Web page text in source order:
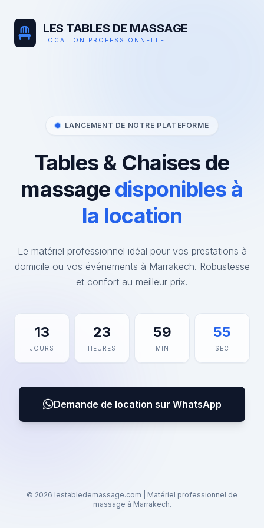
LES TABLES DE MASSAGE
LOCATION PROFESSIONNELLE
LANCEMENT DE NOTRE PLATEFORME
Tables & Chaises de
massage disponibles à
la location
Le matériel professionnel idéal pour vos prestations à
domicile ou vos événements à Marrakech. Robustesse
et confort au meilleur prix.
13
JOURS
23
HEURES
59
MIN
55
SEC
Demande de location sur WhatsApp
© 2026 lestabledemassage.com | Matériel professionnel de
massage à Marrakech.